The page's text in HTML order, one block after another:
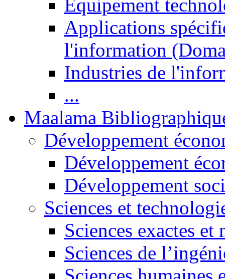
Equipement
Applications
l'information
Industries de
...
Maalama
Développement
Développement
Développement
Sciences et
Sciences exactes et
Sciences de